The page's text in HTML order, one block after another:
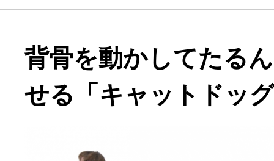
背骨を動かしてたる
せる「キャットドッ